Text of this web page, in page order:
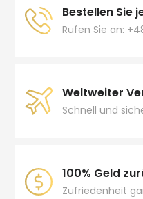
Bestellen Sie
Rufen Sie an:
Weltweiter
Schnell und
100% Geld
Zufriedenheit